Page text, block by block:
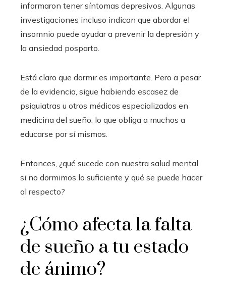
informaron tener síntomas depresivos. Algunas
investigaciones incluso indican que abordar el
insomnio puede ayudar a prevenir la depresión y
la ansiedad posparto.
Está claro que dormir es importante. Pero a pesar
de la evidencia, sigue habiendo escasez de
psiquiatras u otros médicos especializados en
medicina del sueño, lo que obliga a muchos a
educarse por sí mismos.
Entonces, ¿qué sucede con nuestra salud mental
si no dormimos lo suficiente y qué se puede hacer
al respecto?
¿Cómo afecta la falta
de sueño a tu estado
de ánimo?